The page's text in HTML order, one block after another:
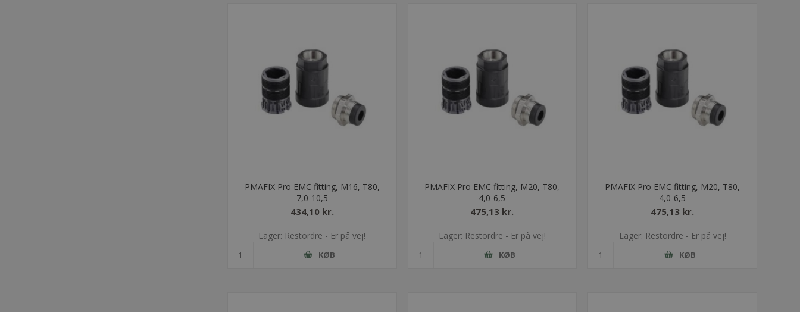
PMAFIX Pro EMC fitting, M16, T80,
7,0-10,5
434,10 kr.
Lager: Restordre - Er på vej!
KØB
PMAFIX Pro EMC fitting, M20, T80,
4,0-6,5
475,13 kr.
Lager: Restordre - Er på vej!
KØB
PMAFIX Pro EMC fitting, M20, T80,
4,0-6,5
475,13 kr.
Lager: Restordre - Er på vej!
KØB